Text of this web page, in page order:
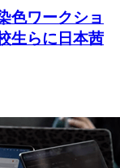
色ワークショ
生らに日本茜